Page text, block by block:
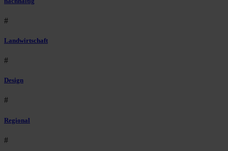
#
Landwirtschaft
#
Design
#
Regional
#